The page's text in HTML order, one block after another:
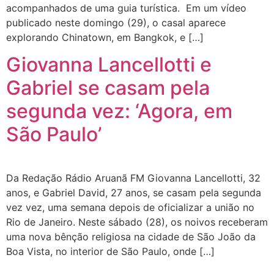
acompanhados de uma guia turística. Em um vídeo
publicado neste domingo (29), o casal aparece
explorando Chinatown, em Bangkok, e […]
Giovanna Lancellotti e
Gabriel se casam pela
segunda vez: ‘Agora, em
São Paulo’
Da Redação Rádio Aruanã FM Giovanna Lancellotti, 32
anos, e Gabriel David, 27 anos, se casam pela segunda
vez vez, uma semana depois de oficializar a união no
Rio de Janeiro. Neste sábado (28), os noivos receberam
uma nova bênção religiosa na cidade de São João da
Boa Vista, no interior de São Paulo, onde […]